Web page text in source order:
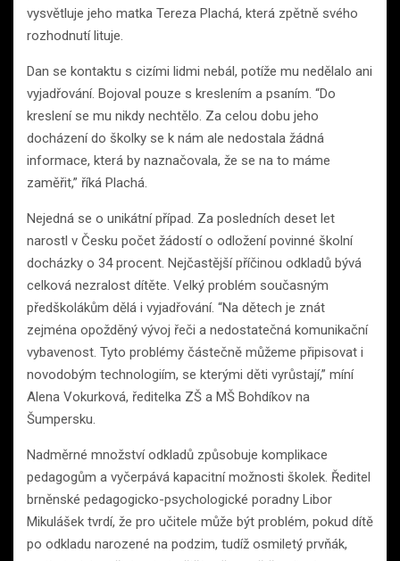
vysvětluje jeho matka Tereza Plachá, která zpětně svého
rozhodnutí lituje.
Dan se kontaktu s cizími lidmi nebál, potíže mu nedělalo ani
vyjadřování. Bojoval pouze s kreslením a psaním. “Do
kreslení se mu nikdy nechtělo. Za celou dobu jeho
docházení do školky se k nám ale nedostala žádná
informace, která by naznačovala, že se na to máme
zaměřit,” říká Plachá.
Nejedná se o unikátní případ. Za posledních deset let
narostl v Česku počet žádostí o odložení povinné školní
docházky o 34 procent. Nejčastější příčinou odkladů bývá
celková nezralost dítěte. Velký problém současným
předškolákům dělá i vyjadřování. “Na dětech je znát
zejména opožděný vývoj řeči a nedostatečná komunikační
vybavenost. Tyto problémy částečně můžeme připisovat i
novodobým technologiím, se kterými děti vyrůstají,” míní
Alena Vokurková, ředitelka ZŠ a MŠ Bohdíkov na
Šumpersku.
Nadměrné množství odkladů způsobuje komplikace
pedagogům a vyčerpává kapacitní možnosti školek. Ředitel
brněnské pedagogicko-psychologické poradny Libor
Mikulášek tvrdí, že pro učitele může být problém, pokud dítě
po odkladu narozené na podzim, tudíž osmiletý prvňák,